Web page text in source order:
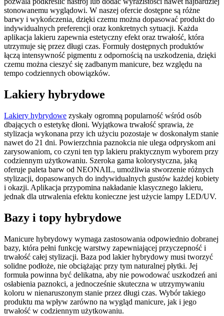
stonowanemu wyglądowi. W naszej ofercie dostępne są różne
barwy i wykończenia, dzięki czemu można dopasować produkt do
indywidualnych preferencji oraz konkretnych sytuacji. Każda
aplikacja lakieru zapewnia estetyczny efekt oraz trwałość, która
utrzymuje się przez długi czas. Formuły dostępnych produktów
łączą intensywność pigmentu z odpornością na uszkodzenia, dzięki
czemu można cieszyć się zadbanym manicure, bez względu na
tempo codziennych obowiązków.
Lakiery hybrydowe
Lakiery hybrydowe zyskały ogromną popularność wśród osób
dbających o estetykę dłoni. Wyjątkowa trwałość sprawia, że
stylizacja wykonana przy ich użyciu pozostaje w doskonałym stanie
nawet do 21 dni. Powierzchnia paznokcia nie ulega odpryskom ani
zarysowaniom, co czyni ten typ lakieru praktycznym wyborem przy
codziennym użytkowaniu. Szeroka gama kolorystyczna, jaką
oferuje paleta barw od NEONAIL, umożliwia stworzenie różnych
stylizacji, dopasowanych do indywidualnych gustów każdej kobiety
i okazji. Aplikacja przypomina nakładanie klasycznego lakieru,
jednak dla utrwalenia efektu konieczne jest użycie lampy LED/UV.
Bazy i topy hybrydowe
Manicure hybrydowy wymaga zastosowania odpowiednio dobranej
bazy, która pełni funkcję warstwy zapewniającej przyczepność i
trwałość całej stylizacji. Baza pod lakier hybrydowy musi tworzyć
solidne podłoże, nie obciążając przy tym naturalnej płytki. Jej
formuła powinna być delikatna, aby nie powodować uszkodzeń ani
osłabienia paznokci, a jednocześnie skuteczna w utrzymywaniu
koloru w nienaruszonym stanie przez długi czas. Wybór takiego
produktu ma wpływ zarówno na wygląd manicure, jak i jego
trwałość w codziennym użytkowaniu.